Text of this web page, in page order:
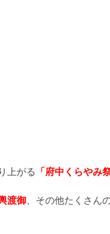
上がる 「府中くらやみ
渡御 、その他たくさん